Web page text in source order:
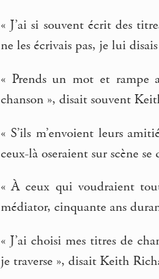
« J’ai si souvent écrit des
ne les écrivais pas, je lui
« Prends un mot et
chanson », disait souvent
« S’ils m’envoient leurs
ceux-là oseraient sur scène
« À ceux qui voudraient
médiator, cinquante ans
« J’ai choisi mes titres de
je traverse », disait Keith